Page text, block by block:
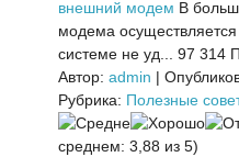
внешний модем В
модема
системе не уд... 97 314
Автор: admin |
Рубрика: Полезные
среднем: 3,88 из 5)